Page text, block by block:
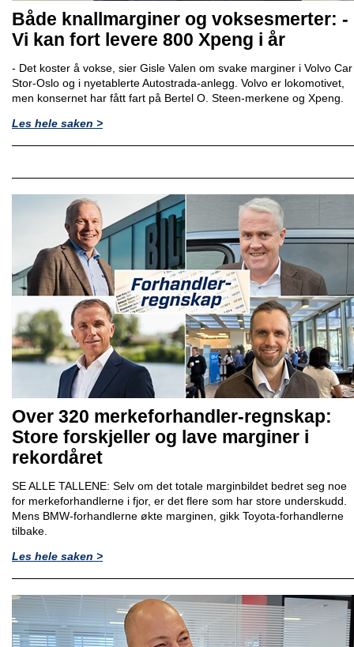
Både knallmarginer og voksesmerter: -
Vi kan fort levere 800 Xpeng i år
- Det koster å vokse, sier Gisle Valen om svake marginer i Volvo Car
Stor-Oslo og i nyetablerte Autostrada-anlegg. Volvo er lokomotivet,
men konsernet har fått fart på Bertel O. Steen-merkene og Xpeng.
Les hele saken >
Over 320 merkeforhandler-regnskap:
Store forskjeller og lave marginer i
rekordåret
SE ALLE TALLENE: Selv om det totale marginbildet bedret seg noe
for merkeforhandlerne i fjor, er det flere som har store underskudd.
Mens BMW-forhandlerne økte marginen, gikk Toyota-forhandlerne
tilbake.
Les hele saken >